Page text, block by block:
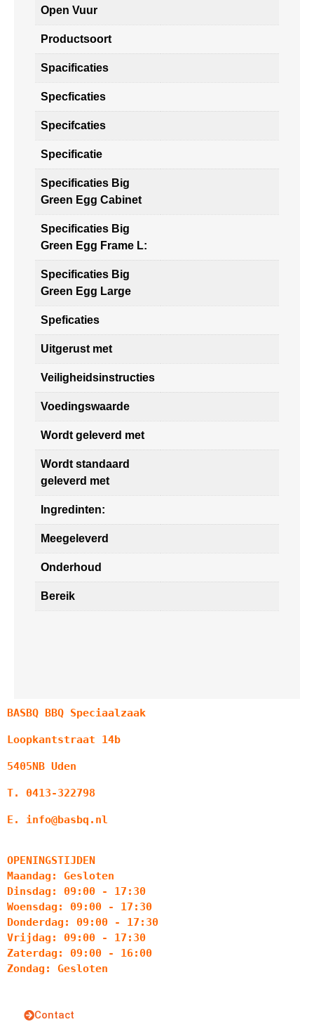
Open Vuur
Productsoort
Spacificaties
Specficaties
Specifcaties
Specificatie
Specificaties Big
Green Egg Cabinet
Specificaties Big
Green Egg Frame L:
Specificaties Big
Green Egg Large
Speficaties
Uitgerust met
Veiligheidsinstructies
Voedingswaarde
Wordt geleverd met
Wordt standaard
geleverd met
Ingredinten:
Meegeleverd
Onderhoud
Bereik
BASBQ BBQ Speciaalzaak
Loopkantstraat 14b
5405NB Uden
T. 0413-322798
E. info@basbq.nl
OPENINGSTIJDEN
Maandag: Gesloten
Dinsdag: 09:00 - 17:30
Woensdag: 09:00 - 17:30
Donderdag: 09:00 - 17:30
Vrijdag: 09:00 - 17:30
Zaterdag: 09:00 - 16:00
Zondag: Gesloten
Contact